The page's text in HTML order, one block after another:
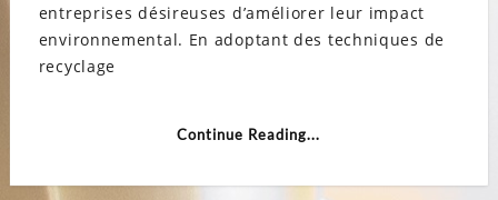
entreprises désireuses d’améliorer leur impact
environnemental. En adoptant des techniques de
recyclage
Continue Reading...